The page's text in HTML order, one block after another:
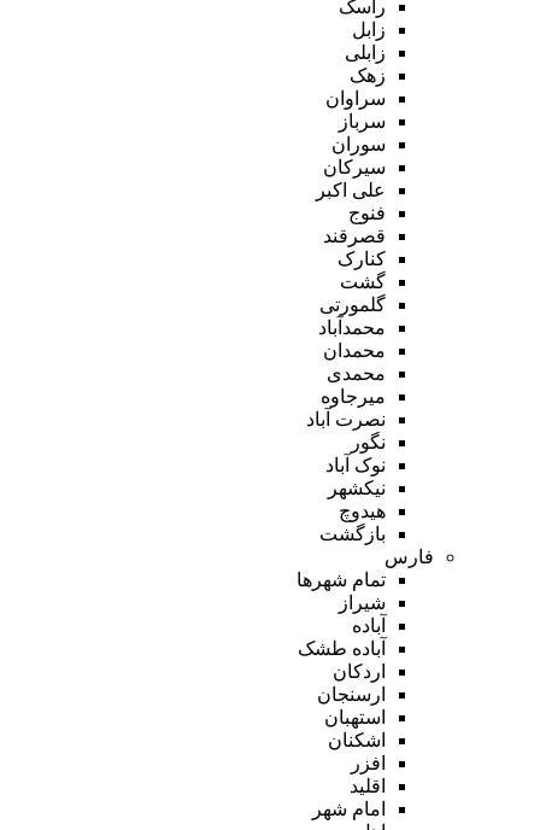
راسک
زابل
زابلی
زهک
سراوان
سرباز
سوران
سیرکان
علی اکبر
فنوج
قصرقند
کنارک
گشت
گلمورتی
محمدآباد
محمدان
محمدی
میرجاوه
نصرت آباد
نگور
نوک آباد
نیکشهر
هیدوچ
بازگشت
فارس
تمام شهر‌ها
شیراز
آباده
آباده طشک
اردکان
ارسنجان
استهبان
اشکنان
افزر
اقلید
امام شهر